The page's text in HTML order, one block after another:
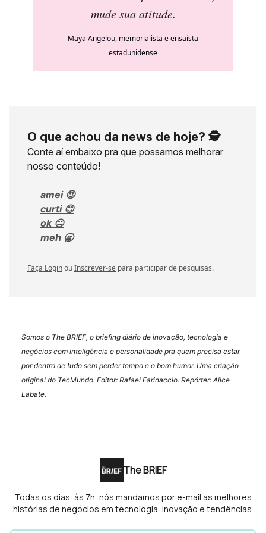
mude sua atitude.
Maya Angelou, memorialista e ensaísta
estadunidense
O que achou da news de hoje? 🕵️
Conte aí embaixo pra que possamos melhorar
nosso conteúdo!
amei 😍
curti 😊
ok 😐
meh 🥱
Faça LoginouInscrever-se para participar de pesquisas.
Somos o The BRIEF, o briefing diário de inovação, tecnologia e
negócios com inteligência e personalidade pra quem precisa estar
por dentro de tudo sem perder tempo e o bom humor. Uma criação
original do TecMundo. Editor: Rafael Farinaccio. Repórter: Alice
Labate.
The BRIEF
Todas os dias, às 7h, nós mandamos por e-mail as melhores
histórias de negócios em tecnologia, inovação e tendências.